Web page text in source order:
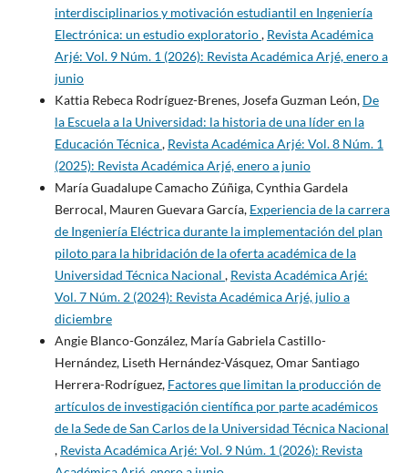
interdisciplinarios y motivación estudiantil en Ingeniería
Electrónica: un estudio exploratorio, Revista Académica
Arjé: Vol. 9 Núm. 1 (2026): Revista Académica Arjé, enero a
junio
Kattia Rebeca Rodríguez-Brenes, Josefa Guzman León, De
la Escuela a la Universidad: la historia de una líder en la
Educación Técnica, Revista Académica Arjé: Vol. 8 Núm. 1
(2025): Revista Académica Arjé, enero a junio
María Guadalupe Camacho Zúñiga, Cynthia Gardela
Berrocal, Mauren Guevara García, Experiencia de la carrera
de Ingeniería Eléctrica durante la implementación del plan
piloto para la hibridación de la oferta académica de la
Universidad Técnica Nacional , Revista Académica Arjé:
Vol. 7 Núm. 2 (2024): Revista Académica Arjé, julio a
diciembre
Angie Blanco-González, María Gabriela Castillo-
Hernández, Liseth Hernández-Vásquez, Omar Santiago
Herrera-Rodríguez, Factores que limitan la producción de
artículos de investigación científica por parte académicos
de la Sede de San Carlos de la Universidad Técnica Nacional
, Revista Académica Arjé: Vol. 9 Núm. 1 (2026): Revista